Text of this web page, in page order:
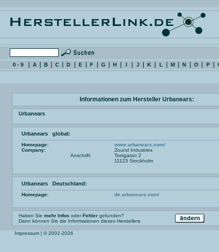
0 - 9 A B C D E F G H I J K L M N O P
Informationen zum Hersteller Urbanears:
Urbanears
Urbanears global:
Homepage:
www.urbanears.com/
Company:
Zound Industries
Anschrift:
Torsgatan 2
11123 Stockholm
Urbanears Deutschland:
Homepage: de.urbanears.com/
Haben Sie mehr Infos oderFehler gefunden?
Dann können Sie die Informationen dieses Herstellers
Impressum | © 2002-2026